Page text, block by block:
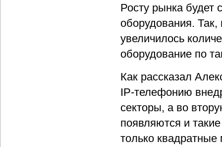
Росту рынка будет
оборудования. Так,
увеличилось
оборудование по
Как рассказал
IP-телефонию
секторы, а во
появляются и
только